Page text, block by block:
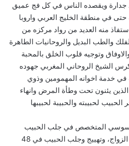
جدارة ويقصده الناس في كل فج عميق
في منطقة الخليج العربي واروبا
منه العديد من رواد مركزه من
والطب البديل والروحانيات الطاهرة
وتوجيه قلوب الخلق بالمحبة
الشيخ الروحاني المغربي جهوده
خدمة اخوانه المهمومين وذوي
يئنون تحت وطأة المرض وانهاء
لحبيبته والحبيبة لحبيبها
المتخصص في جلب الحبيب
وتزويج البنت المتعسرة عن الزواج، وتهييج وجلب الحبيب في 48